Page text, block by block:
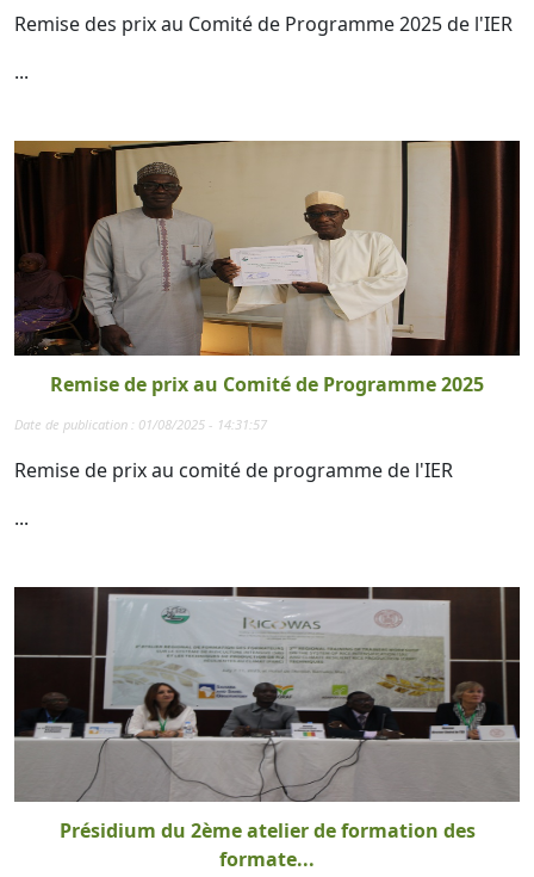
Remise des prix au Comité de Programme 2025 de l'IER
...
Remise de prix au Comité de Programme 2025
Date de publication : 01/08/2025 - 14:31:57
Remise de prix au comité de programme de l'IER
...
Présidium du 2ème atelier de formation des
formate...